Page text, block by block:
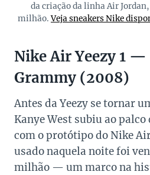
da criação da linha Air
milhão.Veja sneakers Nike
Nike Air Yeezy 1
Grammy (2008)
Antes da Yeezy se tornar
Kanye West subiu ao
com o protótipo do Nike Air
usado naquela noite foi
milhão — um marco na